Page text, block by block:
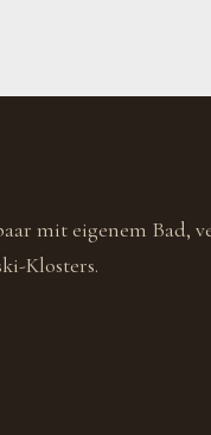
mit eigenem Bad,
Klosters.